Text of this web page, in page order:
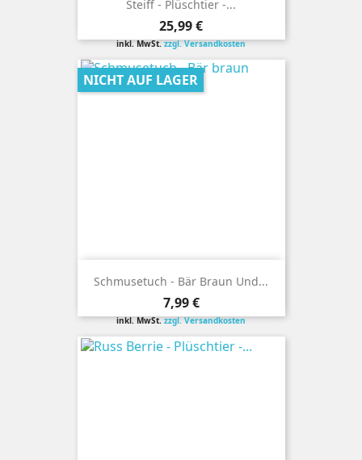
Steiff - Plüschtier -...
Preis
25,99 €
inkl. MwSt.zzgl. Versandkosten
Schmusetuch - Bär Braun Und...
Preis
7,99 €
inkl. MwSt.zzgl. Versandkosten
NICHT AUF LAGER